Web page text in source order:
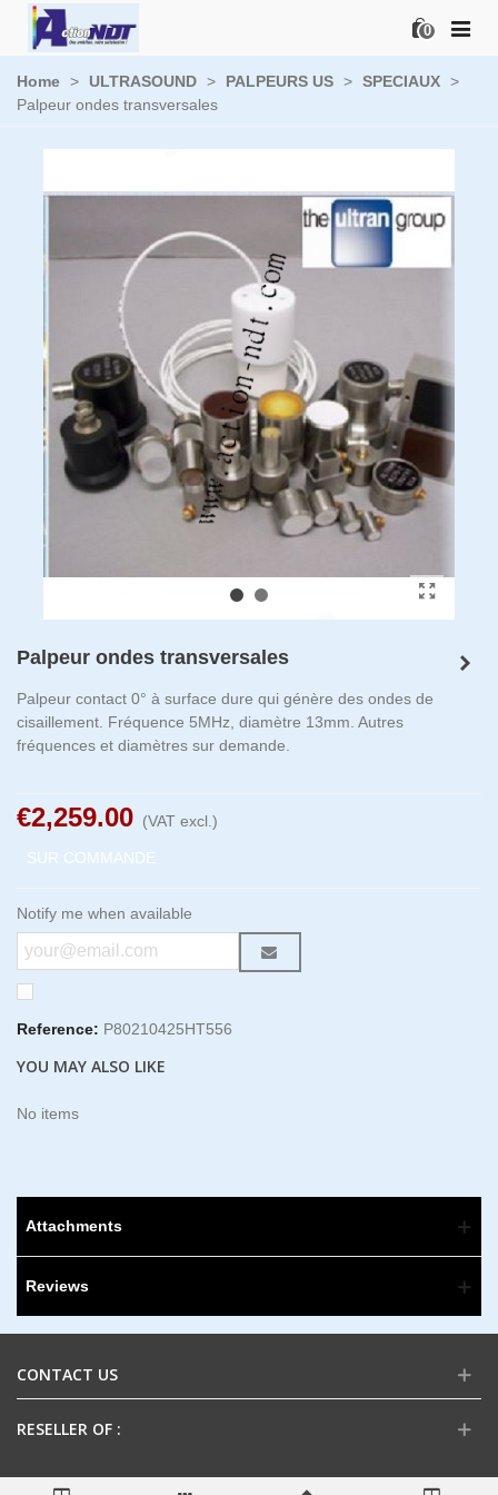
0
Home > ULTRASOUND > PALPEURS US > SPECIAUX >
Palpeur ondes transversales
Palpeur ondes transversales
Palpeur contact 0° à surface dure qui génère des ondes de
cisaillement. Fréquence 5MHz, diamètre 13mm. Autres
fréquences et diamètres sur demande.
€2,259.00 (VAT excl.)
SUR COMMANDE
Notify me when available
Reference: P80210425HT556
YOU MAY ALSO LIKE
No items
Attachments
Reviews
CONTACT US
RESELLER OF :